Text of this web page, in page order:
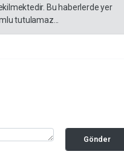
Bu haberlerde yer
tutulamaz...
Gönder